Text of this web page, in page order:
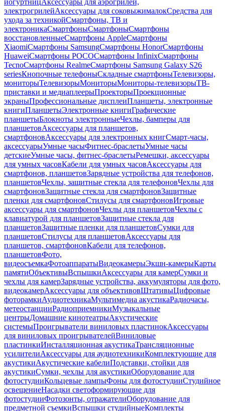
йогуртницАксессуары для аэрогрилей,
электрогрилейАксессуары для соковыжималокСредства для
ухода за техникойСмартфоны, ТВ и
электроникаСмартфоныСмартфоныСмартфоны
восстановленныеСмартфоны AppleСмартфоны
XiaomiСмартфоны SamsungСмартфоны HonorСмартфоны
HuaweiСмартфоны POCOСмартфоны InfinixСмартфоны
TecnoСмартфоны RealmeСмартфоны Samsung Galaxy S26
seriesКнопочные телефоныСкладные смартфоныТелевизоры,
мониторыТелевизорыМониторыМониторы-телевизорыТВ-
приставки и медиаплеерыПроекторыПроекционные
экраныПрофессиональные дисплеиПланшеты, электронные
книгиПланшетыЭлектронные книгиГрафические
планшетыБлокноты электронныеЧехлы, бамперы для
планшетовАксессуары для планшетов,
смартфоновАксессуары для электронных книгСмарт-часы,
аксессуарыУмные часыФитнес-браслетыУмные часы
детскиеУмные часы, фитнес-браслетыРемешки, аксессуары
для умных часовКабели для умных часовАксессуары для
смартфонов, планшетовЗарядные устройства для телефонов,
планшетовЧехлы, защитные стекла для телефоновЧехлы для
смартфоновЗащитные стекла для смартфоновЗащитные
пленки для смартфоновСтилусы для смартфоновИгровые
аксессуары для смартфоновЧехлы для планшетовЧехлы с
клавиатурой для планшетовЗащитные стекла для
планшетовЗащитные пленки для планшетовСумки для
планшетовСтилусы для планшетовАксессуары для
планшетов, смартфоновКабели для телефонов,
планшетовФото,
видеосъемкаФотоаппаратыВидеокамерыЭкшн-камерыКарты
памятиОбъективыВспышкиАксессуары для камерСумки и
чехлы для камерЗарядные устройства, аккумуляторы для фото,
видеокамерАксессуары для объективовШтативыЦифровые
фоторамкиАудиотехникаМультимедиа акустикаРадиочасы,
метеостанцииРадиоприемникиМузыкальные
центрыДомашние кинотеатрыАкустические
системыПроигрыватели виниловых пластинокАксессуары
для виниловых проигрывателейВиниловые
пластинкиИнсталляционная акустикаТрансляционные
усилителиАксессуары для аудиотехникиКомплектующие для
акустикиАкустические кабелиПодставки, стойки для
акустикиСумки, чехлы для акустикиОборудование для
фотостудииКольцевые лампыФоны для фотостудииСтудийное
освещениеНасадки светоформирующие для
фотостудииФотозонты, отражателиОборудование для
предметной съемкиВспышки студийныеКомплекты